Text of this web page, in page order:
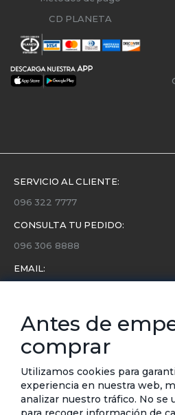
CD PLANETA
SERVICIO AL CLIENTE:
096 322 7777
CONSULTA TU PEDIDO:
096 306 8888
EMAIL:
Conoce toda la información sobre
eventos y ofertas.
Subscríbete a nuestro newsletter
Antes de
comprar
Utilizamos cookies para
experiencia en nuestra web,
analizar nuestro tráfico. No se